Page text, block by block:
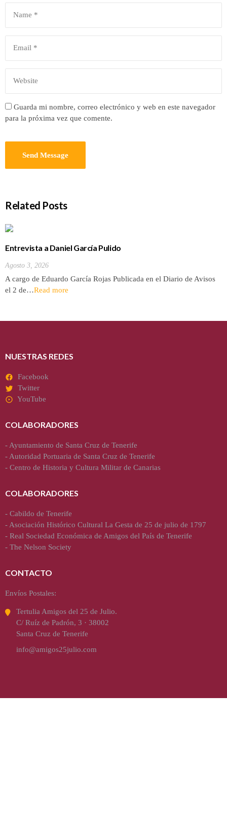
Guarda mi nombre, correo electrónico y web en este navegador
para la próxima vez que comente.
Related Posts
Entrevista a Daniel García Pulido
Agosto 3, 2026
A cargo de Eduardo García Rojas Publicada en el Diario de Avisos
el 2 de…Read more
NUESTRAS REDES
Facebook
Twitter
YouTube
COLABORADORES
- Ayuntamiento de Santa Cruz de Tenerife
- Autoridad Portuaria de Santa Cruz de Tenerife
- Centro de Historia y Cultura Militar de Canarias
COLABORADORES
- Cabildo de Tenerife
- Asociación Histórico Cultural La Gesta de 25 de julio de 1797
- Real Sociedad Económica de Amigos del País de Tenerife
- The Nelson Society
CONTACTO
Envíos Postales:
Tertulia Amigos del 25 de Julio.
C/ Ruíz de Padrón, 3 · 38002
Santa Cruz de Tenerife
info@amigos25julio.com